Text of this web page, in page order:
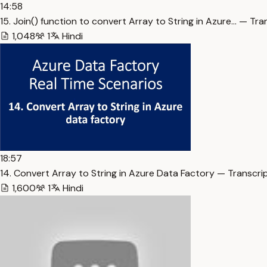
14:58
15. Join() function to convert Array to String in Azure… —
1,048
1 Hindi
18:57
14. Convert Array to String in Azure Data Factory —
1,600
1 Hindi